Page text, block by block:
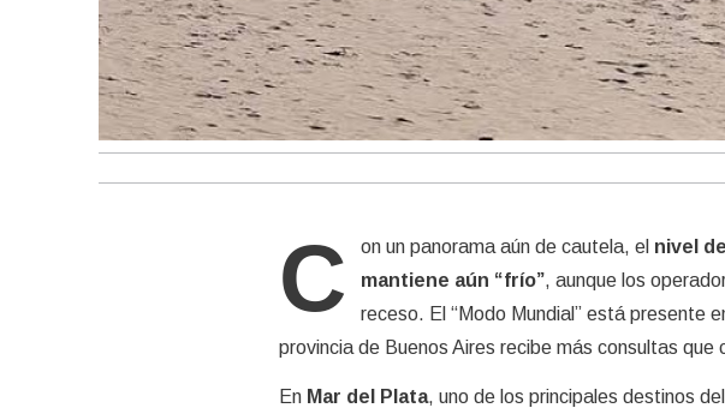
C on un panorama aún de cautela, el nivel
mantiene aún “frío”, aunque los
receso. El “Modo Mundial” está presente
provincia de Buenos Aires recibe más consultas que
En Mar del Plata, uno de los principales destinos